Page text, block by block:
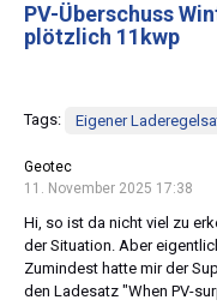
PV-Überschuss
plötzlich 11kwp
Tags: Eigener
Geotec
11. November 2025 17:38
Hi, so ist da nicht viel zu
der Situation. Aber
Zumindest hatte mir der
den Ladesatz "When PV-